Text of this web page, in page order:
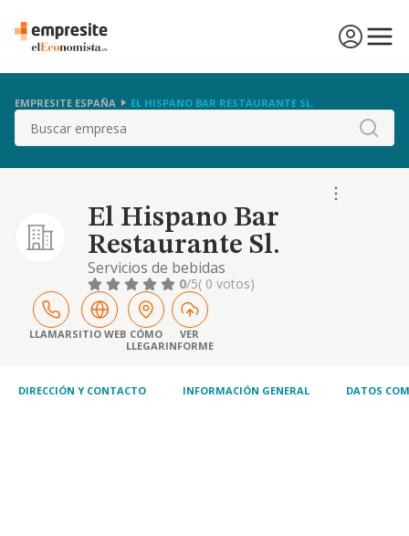
EMPRESITE ESPAÑA EL HISPANO BAR RESTAURANTE SL.
Buscar
El Hispano Bar
Restaurante Sl.
Servicios de bebidas
0/5( 0 votos)
LLAMARSITIO WEB CÓMO
LLEGAR
VER
INFORME
DIRECCIÓN Y CONTACTO INFORMACIÓN GENERAL DATOS